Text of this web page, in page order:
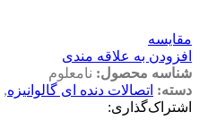
مقايسه
افزودن به علاقه مندی
شناسه محصول: نامعلوم
دسته: اتصالات دنده ای گالوانیزه,
اشتراک‌گذاری: